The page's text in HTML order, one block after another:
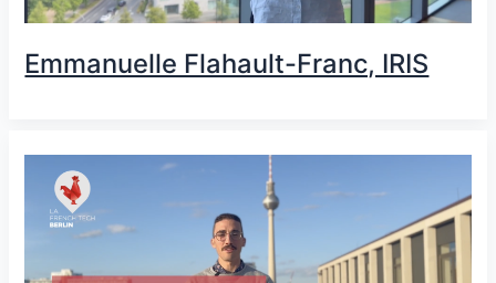
Emmanuelle Flahault-Franc, IRIS